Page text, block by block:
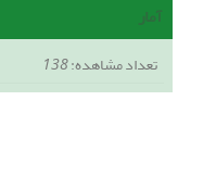
آمار
تعداد مشاهده:138